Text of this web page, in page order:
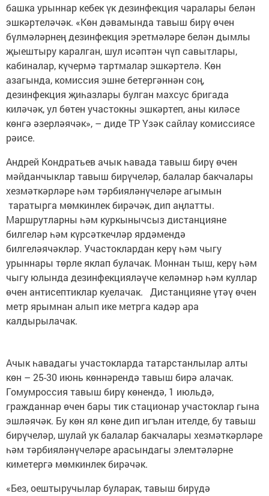
башка урыннар кебек үк дезинфекция чаралары белән
эшкәртеләчәк. «Көн дәвамында тавыш бирү өчен
бүлмәләрнең дезинфекция эретмәләре белән дымлы
җыештыру каралган, шул исәптән чүп савытлары,
кабиналар, күчермә тартмалар эшкәртелә. Көн
азагында, комиссия эшне бетергәннән соң,
дезинфекция җиһазлары булган махсус бригада
киләчәк, ул бөтен участокны эшкәртеп, аны киләсе
көнгә әзерләячәк», – диде ТР Үзәк сайлау комиссиясе
рәисе.
Андрей Кондратьев ачык һавада тавыш бирү өчен
мәйданчыклар тавыш бирүчеләр, балалар бакчалары
хезмәткәрләре һәм тәрбияләнүчеләре агымын
таратырга мөмкинлек бирәчәк, дип аңлатты.
Маршрутларны һәм куркынычсыз дистанцияне
билгеләр һәм күрсәткечләр ярдәмендә
билгеләячәкләр. Участоклардан керү һәм чыгу
урыннары төрле яклап булачак. Моннан тыш, керү һәм
чыгу юлында дезинфекцияләүче келәмнәр һәм куллар
өчен антисептиклар куелачак. Дистанцияне үтәү өчен
метр ярымнан алып ике метрга кадәр ара
калдырылачак.
Ачык һавадагы участокларда татарстанлылар алты
көн – 25-30 июнь көннәрендә тавыш бирә алачак.
Гомумроссия тавыш бирү көнендә, 1 июльдә,
гражданнар өчен бары тик стационар участоклар гына
эшләячәк. Бу көн ял көне дип игълан ителде, бу тавыш
бирүчеләр, шулай ук балалар бакчалары хезмәткәрләре
һәм тәрбияләнүчеләре арасындагы элемтәләрне
киметергә мөмкинлек бирәчәк.
«Без, оештыручылар буларак, тавыш бирүдә